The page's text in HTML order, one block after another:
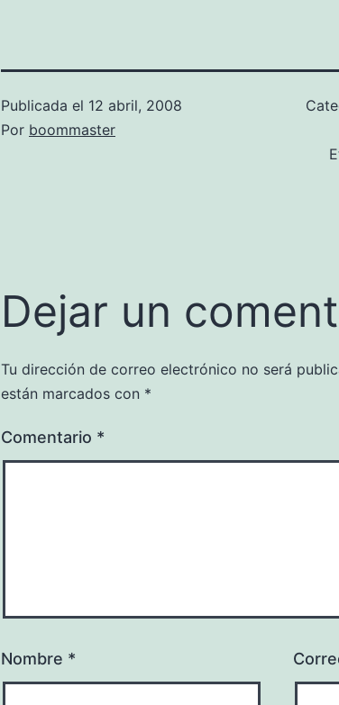
Publicada el 12 abril, 2008
Por boommaster
Dejar un
Tu dirección de correo electrónico no será
están marcados con *
Comentario *
Nombre *